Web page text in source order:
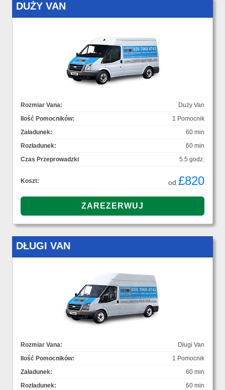
DUŻY VAN
Rozmiar Vana:
Duży Van
Ilość Pomocników:
1 Pomocnik
Załadunek:
60 min
Rozładunek:
60 min
Czas Przeprowadzki
5.5 godz.
Koszt: od £820
DŁUGI VAN
Rozmiar Vana:
Długi Van
Ilość Pomocników:
1 Pomocnik
Załadunek:
60 min
Rozładunek:
60 min